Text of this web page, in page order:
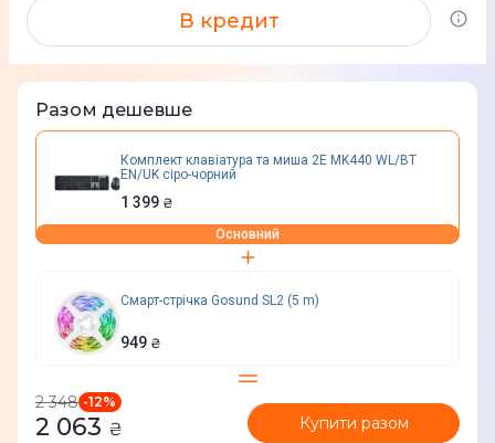
В кредит
Разом дешевше
Комплект клавіатура та миша 2E MK440 WL/BT
EN/UK сіро-чорний
1 399 ₴
Основний
Смарт-стрічка Gosund SL2 (5 m)
949 ₴
2 348 -12%
2 063 ₴ Купити разом